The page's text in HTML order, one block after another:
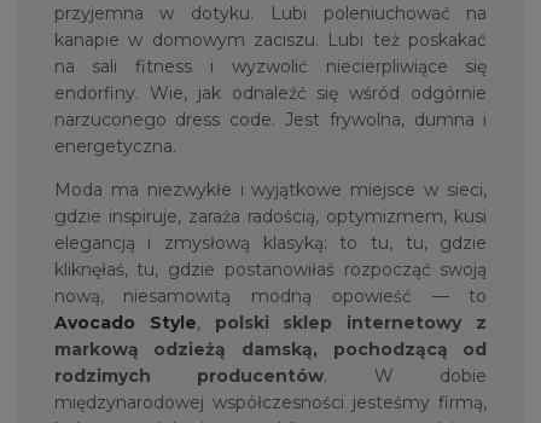
przyjemna w dotyku. Lubi poleniuchować na
kanapie w domowym zaciszu. Lubi też poskakać
na sali fitness i wyzwolić niecierpliwiące się
endorfiny. Wie, jak odnaleźć się wśród odgórnie
narzuconego dress code. Jest frywolna, dumna i
energetyczna.
Moda ma niezwykłe i wyjątkowe miejsce w sieci,
gdzie inspiruje, zaraża radością, optymizmem, kusi
elegancją i zmysłową klasyką: to tu, tu, gdzie
kliknęłaś, tu, gdzie postanowiłaś rozpocząć swoją
nową, niesamowitą modną opowieść — to
Avocado Style, polski sklep internetowy z
markową odzieżą damską, pochodzącą od
rodzimych producentów. W dobie
międzynarodowej współczesności jesteśmy firmą,